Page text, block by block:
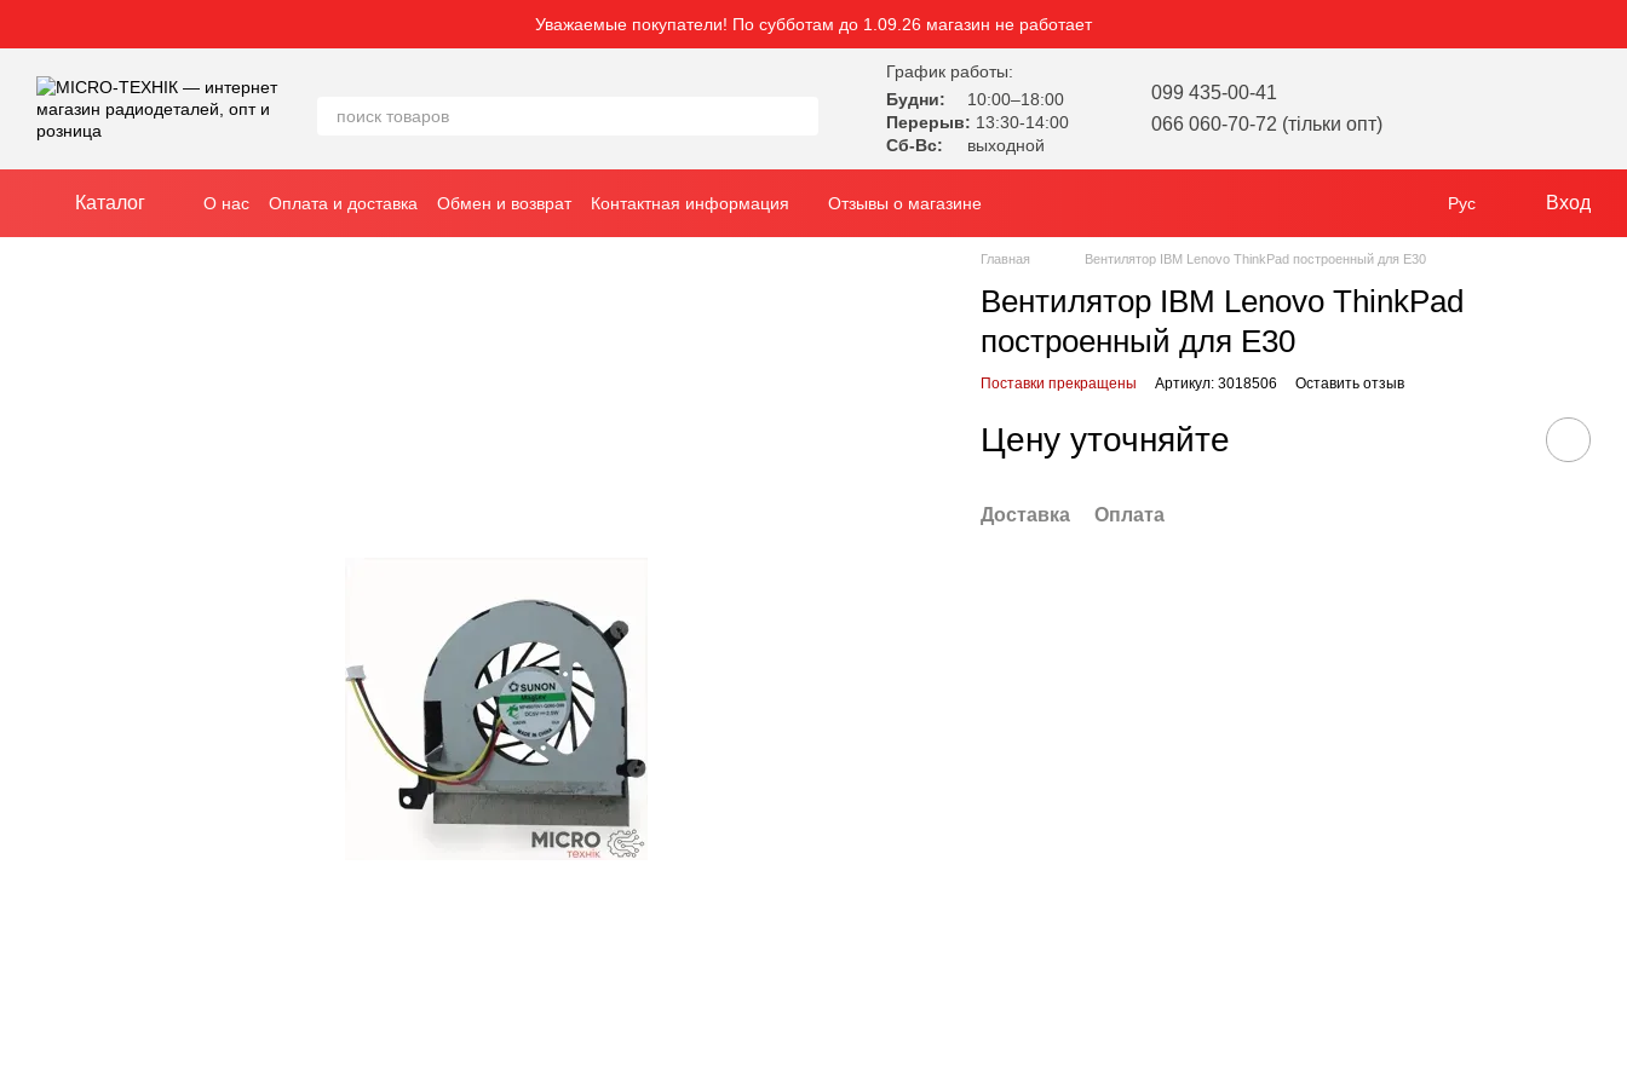
Уважаемые покупатели! По субботам до 1.09.26 магазин не работает
График работы:
Будни:
10:00–18:00
Перерыв: 13:30-14:00
Сб-Вс:
выходной
099 435-00-41
066 060-70-72 (тільки опт)
Каталог О нас Оплата и доставка Обмен и возврат Контактная информация Отзывы о магазине Рус Вход
Главная Вентилятор IBM Lenovo ThinkPad построенный для E30
Вентилятор IBM Lenovo ThinkPad
построенный для E30
Поставки прекращены Артикул: 3018506 Оставить отзыв
Цену уточняйте
Доставка Оплата